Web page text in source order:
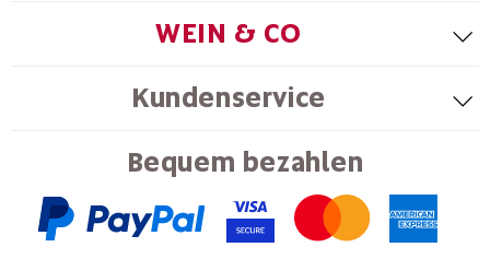
WEIN & CO
Kundenservice
Bequem bezahlen